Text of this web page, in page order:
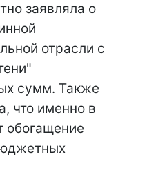
заявляла о
отрасли с
сумм. Также
что именно в
обогащение